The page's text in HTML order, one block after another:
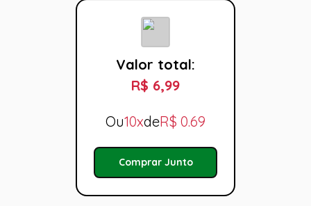
Valor total:
R$ 6,99
Ou10xdeR$ 0.69
Comprar Junto